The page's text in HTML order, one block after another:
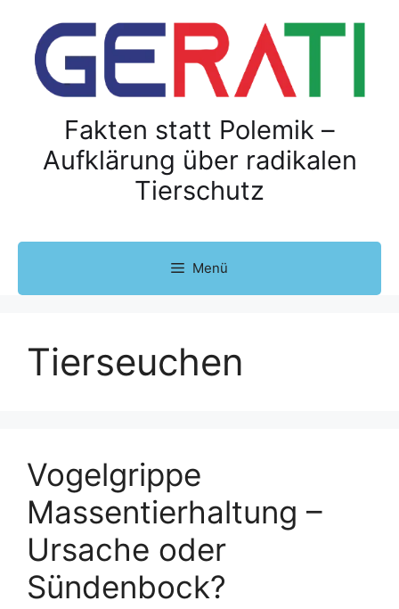
Fakten statt Polemik –
Aufklärung über radikalen
Tierschutz
Menü
Tierseuchen
Vogelgrippe
Massentierhaltung –
Ursache oder
Sündenbock?